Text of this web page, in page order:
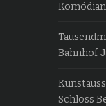
Bahnhof
Schloss